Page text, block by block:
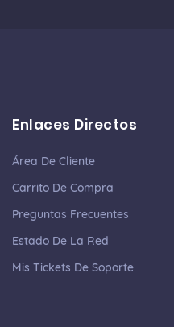
Enlaces Directos
Área De Cliente
Carrito De Compra
Preguntas Frecuentes
Estado De La Red
Mis Tickets De Soporte